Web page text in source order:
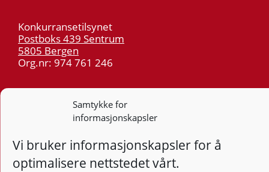
Samtykke for
informasjonskapsler
Vi bruker informasjonskapsler for å
optimalisere nettstedet vårt.
Konkurransetilsynet
Postboks 439 Sentrum
5805 Bergen
Org.nr: 974 761 246
post@kt.no